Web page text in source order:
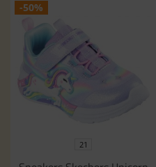
-50%
21